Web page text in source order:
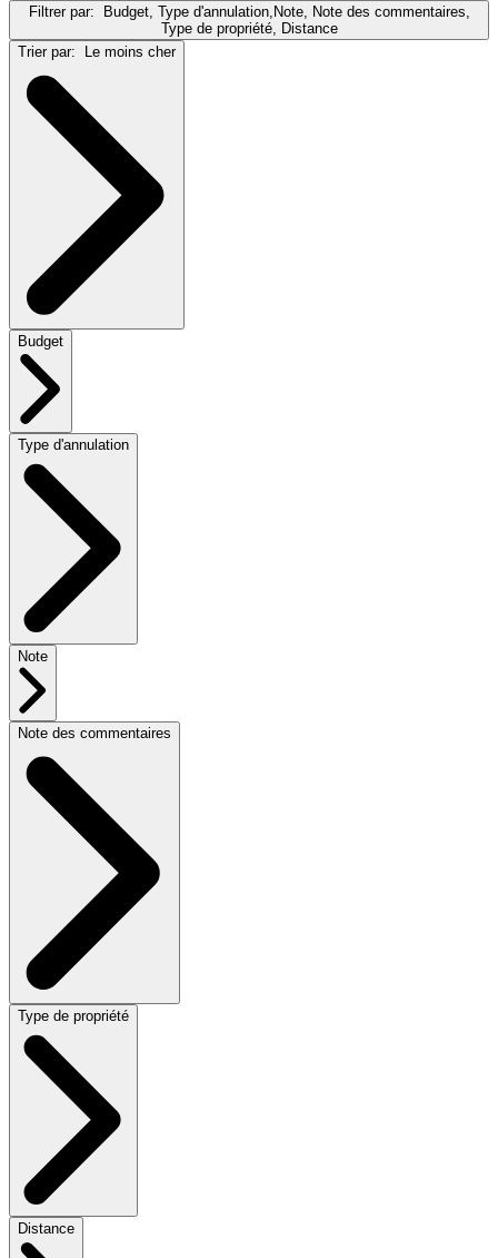
Filtrer par: Budget, Type d'annulation,Note, Note des commentaires,
Type de propriété, Distance
Trier par: Le moins cher
Budget
Type d'annulation
Note
Note des commentaires
Type de propriété
Distance